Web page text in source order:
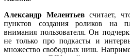
Александр Мелентьевсчитает,
пунктов создания роликов на
внимания пользователя. Он
не только про подкасты и
множество свободных ниш.